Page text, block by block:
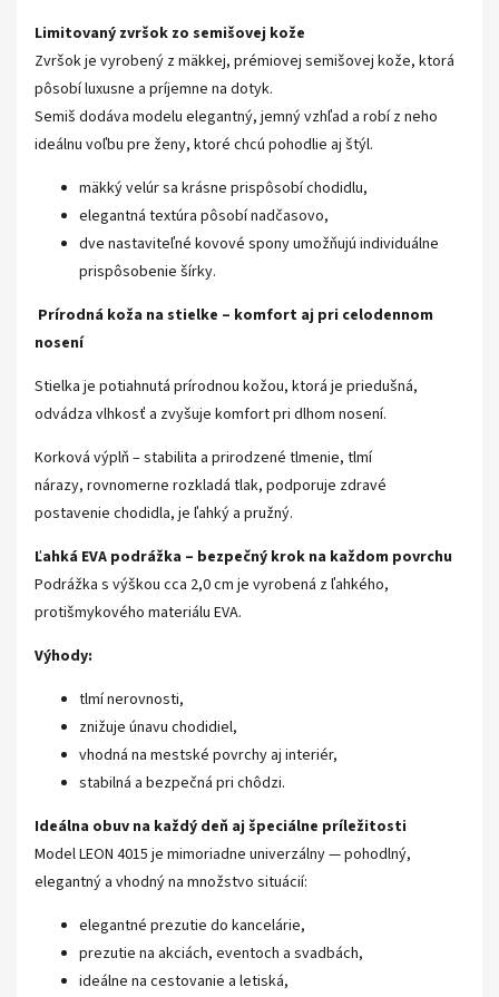
Limitovaný zvršok zo semišovej kože
Zvršok je vyrobený z mäkkej, prémiovej semišovej kože, ktorá
pôsobí luxusne a príjemne na dotyk.
Semiš dodáva modelu elegantný, jemný vzhľad a robí z neho
ideálnu voľbu pre ženy, ktoré chcú pohodlie aj štýl.
mäkký velúr sa krásne prispôsobí chodidlu,
elegantná textúra pôsobí nadčasovo,
dve nastaviteľné kovové spony umožňujú individuálne
prispôsobenie šírky.
Prírodná koža na stielke – komfort aj pri celodennom
nosení
Stielka je potiahnutá prírodnou kožou, ktorá je priedušná,
odvádza vlhkosť a zvyšuje komfort pri dlhom nosení.
Korková výplň – stabilita a prirodzené tlmenie, tlmí
nárazy, rovnomerne rozkladá tlak, podporuje zdravé
postavenie chodidla, je ľahký a pružný.
Ľahká EVA podrážka – bezpečný krok na každom povrchu
Podrážka s výškou cca 2,0 cm je vyrobená z ľahkého,
protišmykového materiálu EVA.
Výhody:
tlmí nerovnosti,
znižuje únavu chodidiel,
vhodná na mestské povrchy aj interiér,
stabilná a bezpečná pri chôdzi.
Ideálna obuv na každý deň aj špeciálne príležitosti
Model LEON 4015 je mimoriadne univerzálny — pohodlný,
elegantný a vhodný na množstvo situácií:
elegantné prezutie do kancelárie,
prezutie na akciách, eventoch a svadbách,
ideálne na cestovanie a letiská,